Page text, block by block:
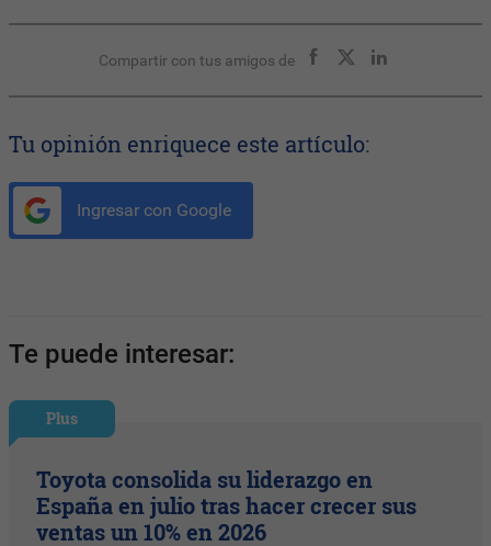
Compartir con tus amigos de
Tu opinión enriquece este artículo:
Ingresar con Google
Te puede interesar:
Plus
Toyota consolida su liderazgo en
España en julio tras hacer crecer sus
ventas un 10% en 2026